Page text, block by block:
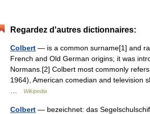
Regardez d'autres dictionnaires:
Colbert — is a common surname[1] and
French and Old German origins; it was
Normans.[2] Colbert most commonly
1964), American comedian and television
Wikipedia
Colbert — bezeichnet: das